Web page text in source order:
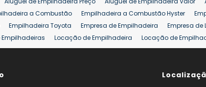
a Combustão Empilhadeira a Combustão Hyster
Empilhadeira Toyota Empresa de Empilhadeira
Empresa de
Locação de Empilhadeira
Locação de
Locação Empilhadeira para Mercados
Manutenção de
Elétrica Comprar